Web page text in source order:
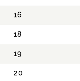
16
18
19
20